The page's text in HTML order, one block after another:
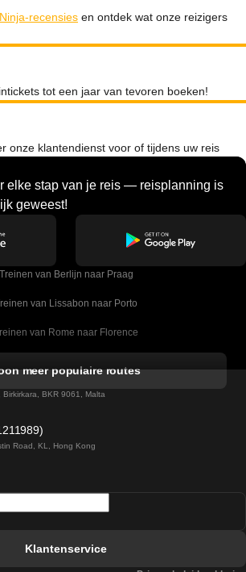
recensies en ontdek wat onze reizigers
tot een jaar van tevoren boeken!
onze klantendienst voor of tijdens uw reis
elke stap van je reis — reisplanning is
geweest!
Treinen van Berlijn naar Praag
van Lissabon naar Porto
van Rome naar Florence
van Sevilla naar Barcelona
van Praag naar Wenen
meer populaire routes
1451)
BKR 9061, Malta
Road, KL, Hong Kong
Klantenservice